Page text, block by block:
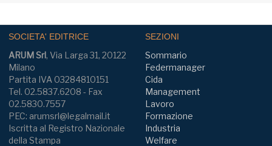
SOCIETA' EDITRICE
ARUM Srl, Via Larga 31, 20122
Milano
Partita IVA 03284810151
Tel. 02.5837.6208 - Fax
02.5830.7557
PEC: arumsrl@legalmail.it
Iscritta al Registro Nazionale
della Stampa
SEZIONI
Sommario
Federmanager
Cida
Management
Lavoro
Formazione
Industria
Welfare